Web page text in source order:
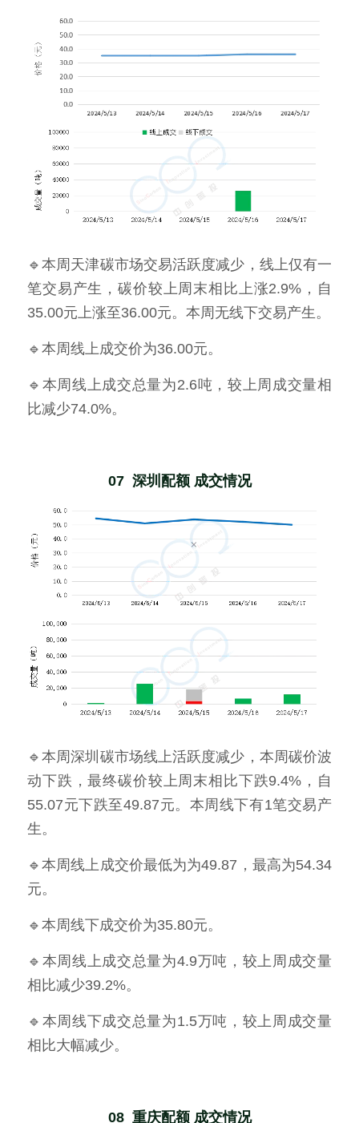
🔹本周天津碳市场交易活跃度减少，线上仅有一
笔交易产生，碳价较上周末相比上涨2.9%，自
35.00元上涨至36.00元。本周无线下交易产生。
🔹本周线上成交价为36.00元。
🔹本周线上成交总量为2.6吨，较上周成交量相
比减少74.0%。
07  深圳配额 成交情况
🔹本周深圳碳市场线上活跃度减少，本周碳价波
动下跌，最终碳价较上周末相比下跌9.4%，自
55.07元下跌至49.87元。本周线下有1笔交易产
生。
🔹本周线上成交价最低为为49.87，最高为54.34
元。
🔹本周线下成交价为35.80元。
🔹本周线上成交总量为4.9万吨，较上周成交量
相比减少39.2%。
🔹本周线下成交总量为1.5万吨，较上周成交量
相比大幅减少。
08  重庆配额 成交情况